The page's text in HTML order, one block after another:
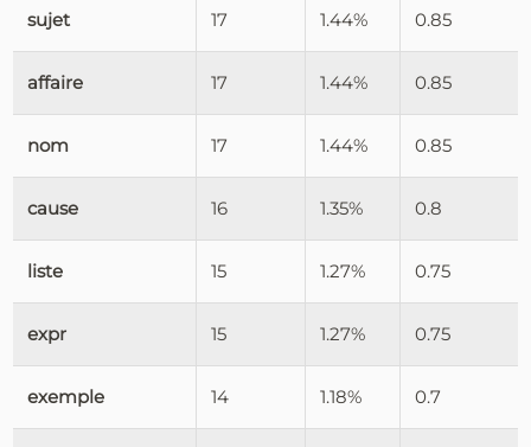
sujet 17 1.44% 0.85
affaire 17 1.44% 0.85
nom 17 1.44% 0.85
cause 16 1.35% 0.8
liste 15 1.27% 0.75
expr 15 1.27% 0.75
exemple 14 1.18% 0.7